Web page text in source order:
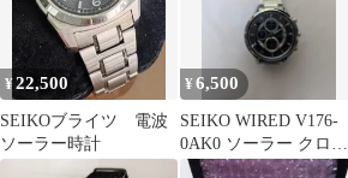
¥22,500
SEIKOブライツ 電波
ソーラー時計
¥6,500
SEIKO WIRED V176-
0AK0 ソーラー クロノ
グラフ メンズ腕時計